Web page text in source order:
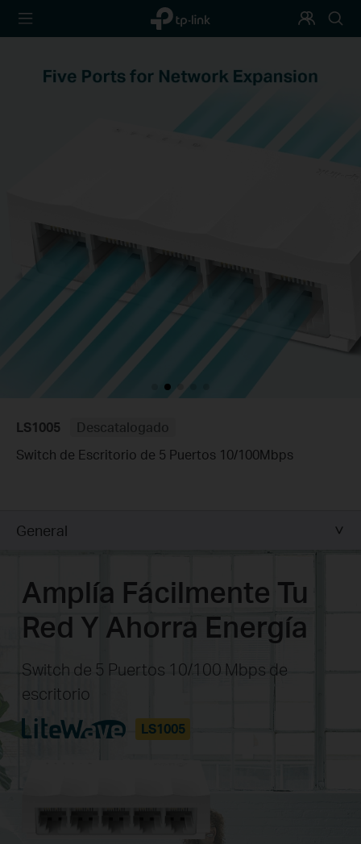
TP-Link,
Reliably
Programa
de
LS1005
Descatalogado
Switch de Escritorio de 5 Puertos 10/100Mbps
General
Amplía Fácilmente Tu
Red Y Ahorra Energía
Switch de 5 Puertos 10/100 Mbps de
escritorio
LS1005